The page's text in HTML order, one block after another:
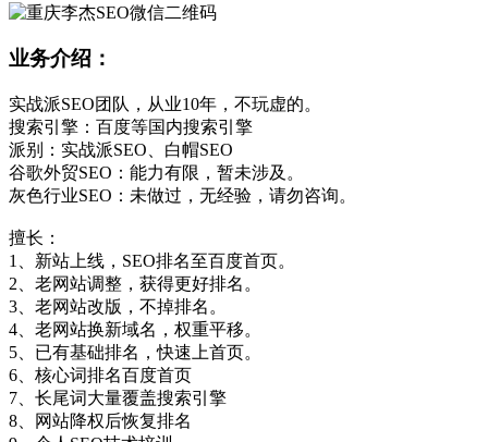
业务介绍：
实战派SEO团队，从业10年，不玩虚的。
搜索引擎：百度等国内搜索引擎
派别：实战派SEO、白帽SEO
谷歌外贸SEO：能力有限，暂未涉及。
灰色行业SEO：未做过，无经验，请勿咨询。
擅长：
1、新站上线，SEO排名至百度首页。
2、老网站调整，获得更好排名。
3、老网站改版，不掉排名。
4、老网站换新域名，权重平移。
5、已有基础排名，快速上首页。
6、核心词排名百度首页
7、长尾词大量覆盖搜索引擎
8、网站降权后恢复排名